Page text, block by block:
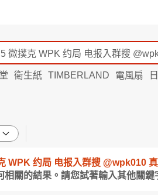
衛生紙 TIMBERLAND 電風扇
WPK 约局 电报入群搜 @wpk010
相關的結果。請您試著輸入其他關鍵